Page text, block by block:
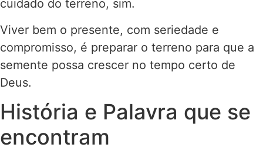
cuidado do terreno, sim.
Viver bem o presente, com seriedade e
compromisso, é preparar o terreno para que a
semente possa crescer no tempo certo de
Deus.
História e Palavra que se
encontram